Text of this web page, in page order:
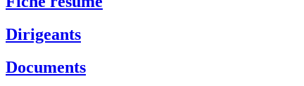
Dirigeants
Documents